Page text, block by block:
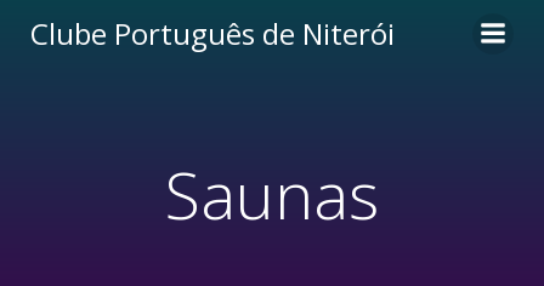
para
Clube Português de Niterói
Saunas